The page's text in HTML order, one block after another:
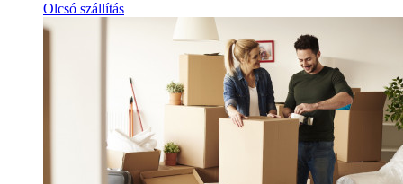
Olcsó szállítás